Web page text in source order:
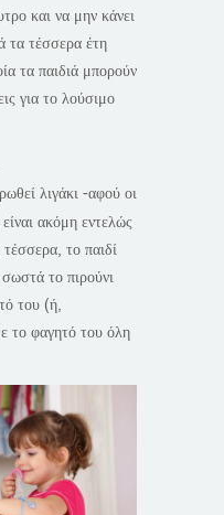
και να μην κάνει
τα τέσσερα έτη
τα παιδιά μπορούν
για το λούσιμο
λιγάκι -αφού οι
ακόμη εντελώς
το παιδί
σωστά το πιρούνι
του (ή,
το φαγητό του όλη